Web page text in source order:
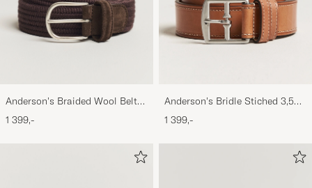
Anderson's Braided Wool Belt
Brown
1 399,-
Anderson's Bridle Stiched 3,5
cm Leather Belt Tan
1 399,-